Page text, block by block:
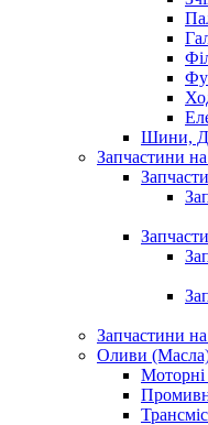
Шини,
Запчастини
Запчастини
Оливи